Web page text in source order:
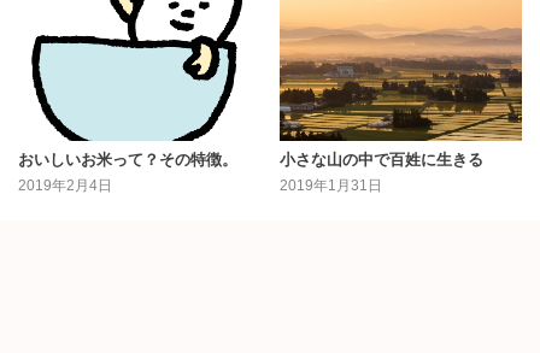
おいしいお米って？その特徴。
2019年2月4日
小さな山の中で百姓に生きる
2019年1月31日